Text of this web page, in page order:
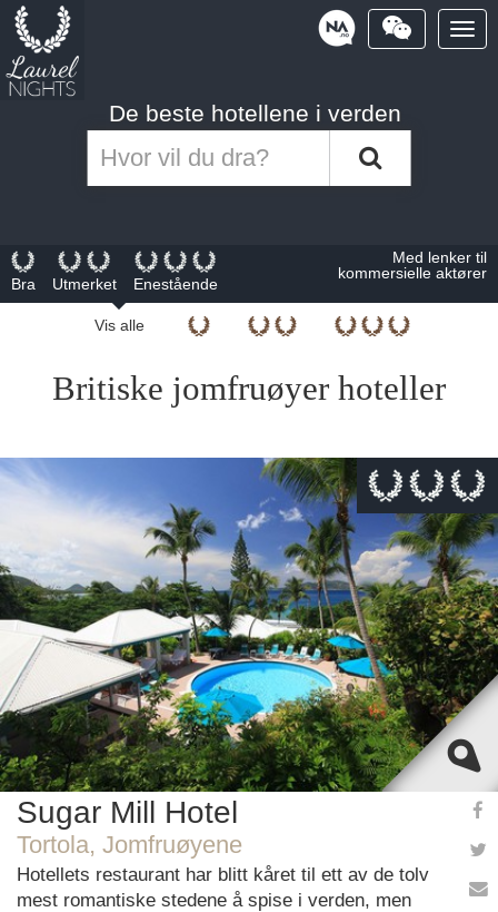
De beste hotellene i verden
Bra Utmerket Enestående
Med lenker til
kommersielle aktører
Vis alle
Britiske jomfruøyer hoteller
This page can't load Google Maps correctly.
Do you own this website?
OK
Sugar Mill Hotel
Tortola, Jomfruøyene
Hotellets restaurant har blitt kåret til ett av de tolv
mest romantiske stedene å spise i verden, men